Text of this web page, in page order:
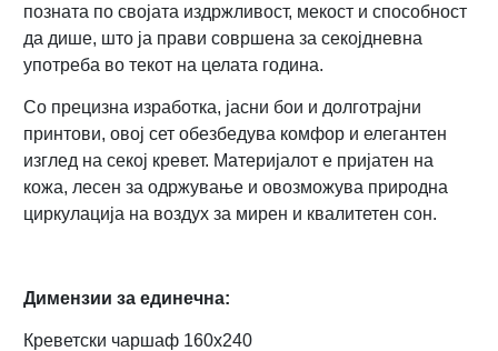
позната по својата издржливост, мекост и способност
да дише, што ја прави совршена за секојдневна
употреба во текот на целата година.
Со прецизна изработка, јасни бои и долготрајни
принтови, овој сет обезбедува комфор и елегантен
изглед на секој кревет. Материјалот е пријатен на
кожа, лесен за одржување и овозможува природна
циркулација на воздух за мирен и квалитетен сон.
Димензии за единечна:
Креветски чаршаф 160х240